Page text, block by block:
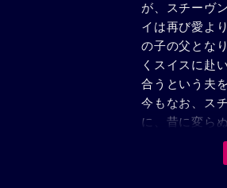
が、スチーヴ
イは再び愛よ
の子の父とな
くスイスに赴
合うという夫
今もなお、ス
に、昔に変ら
して清遊した
を渡ってきた